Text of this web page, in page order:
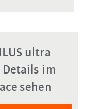
ultra
im
sehen